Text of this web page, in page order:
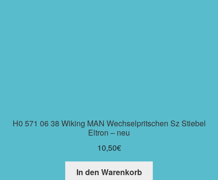
H0 571 06 38 Wiking MAN Wechselpritschen Sz Stiebel
Eltron – neu
10,50€
In den Warenkorb